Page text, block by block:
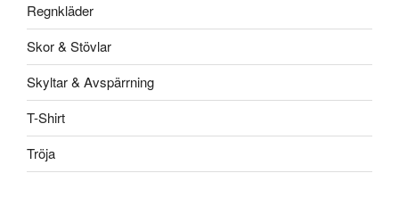
Regnkläder
Skor & Stövlar
Skyltar & Avspärrning
T-Shirt
Tröja